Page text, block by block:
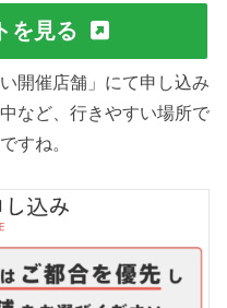
を見る
開催店舗」にて申し込み
など、行きやすい場所で
すね。